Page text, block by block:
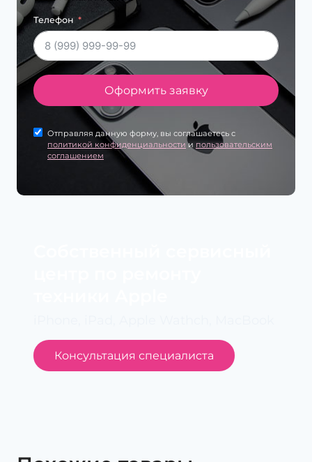
Телефон
Оформить заявку
Отправляя данную форму, вы соглашаетесь с
политикой конфиденциальности и пользовательским
соглашением
Консультация специалиста